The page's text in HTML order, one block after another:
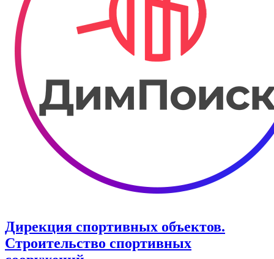
Дирекция спортивных объектов.
Строительство спортивных